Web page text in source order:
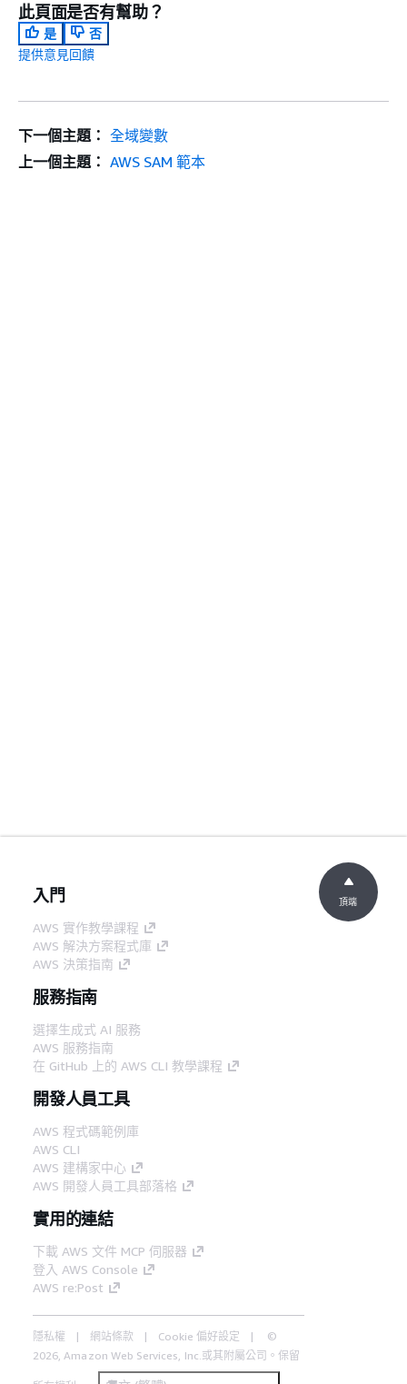
此頁面是否有幫助？
是
否
提供意見回饋
下一個主題： 全域變數
上一個主題： AWS SAM 範本
入門
AWS 實作教學課程
AWS 解決方案程式庫
AWS 決策指南
服務指南
選擇生成式 AI 服務
AWS 服務指南
在 GitHub 上的 AWS CLI 教學課程
開發人員工具
AWS 程式碼範例庫
AWS CLI
AWS 建構家中心
AWS 開發人員工具部落格
實用的連結
下載 AWS 文件 MCP 伺服器
登入 AWS Console
AWS re:Post
隱私權 網站條款 Cookie 偏好設定
©
2026, Amazon Web Services, Inc.或其附屬公司。保留
頂端